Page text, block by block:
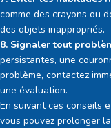
comme des crayons ou
des objets inappropriés.
8. Signaler tout
persistantes, une
problème, contactez
une évaluation.
En suivant ces conseils
vous pouvez prolonger